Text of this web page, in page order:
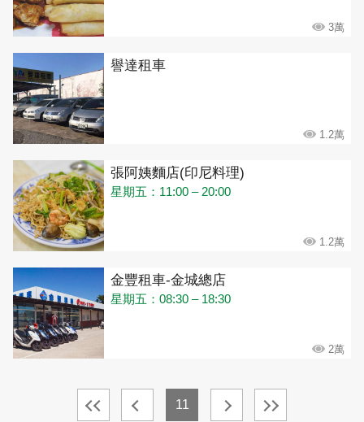
3萬
譽達租車
1.2萬
張阿姨麵店(印尼料理)
星期五：11:00 – 20:00
1.2萬
金豐租車-金城總店
星期五：08:30 – 18:30
2萬
11